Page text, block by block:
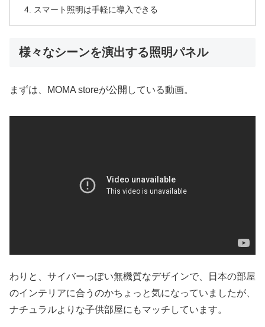
スマート照明は手軽に導入できる
様々なシーンを演出する照明パネル
まずは、MOMA storeが公開している動画。
わりと、サイバーっぽい無機質なデザインで、日本の部屋
のインテリアに合うのかちょっと気になっていましたが、
ナチュラルよりな子供部屋にもマッチしています。